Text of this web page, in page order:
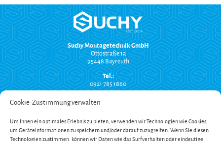
Cookie-Zustimmung verwalten
Um Ihnen ein optimales Erlebnis zu bieten, verwenden wir Technologien wie Cookies,
um Geräteinformationen zu speichern und/oder darauf zuzugreifen. Wenn Sie diesen
Technologien zustimmen, können wir Daten wie das Surfverhalten oder eindeutige
Suchy Montagetechnik GmbH
Ottostraße 1a
95448 Bayreuth
Tel.:
0921 785 1860
info@suchy-montagetechnik.de
Versand und Zahlung
AGB
Widerrufsbelehrung